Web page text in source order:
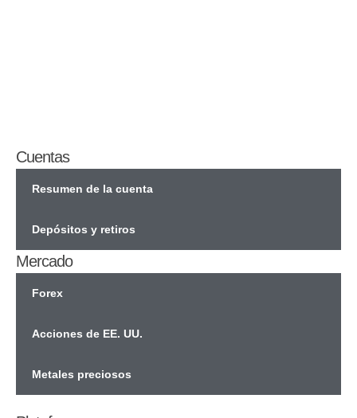
Cuentas
Resumen de la cuenta
Depósitos y retiros
Mercado
Forex
Acciones de EE. UU.
Metales preciosos